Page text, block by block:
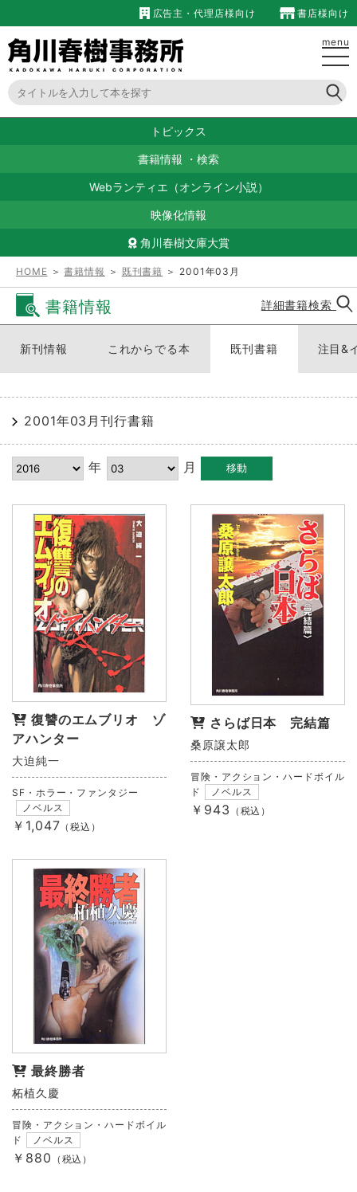
広告主・代理店様向け 書店様向け
menu
トピックス
書籍情報 ・ 検索
Webランティエ（オンライン小説）
映像化情報
角川春樹文庫大賞
HOME ＞書籍情報 ＞ 既刊書籍 ＞ 2001年03月
書籍情報 詳細書籍検索
新刊情報 これからでる本 既刊書籍 注目&
2001年03月刊行書籍
年 月
復讐のエムブリオ ゾ
アハンター
大迫純一
SF・ホラー・ファンタジー
ノベルス
￥1,047 （税込）
さらば日本 完結篇
桑原譲太郎
冒険・アクション・ハードボイル
ド
ノベルス
￥943 （税込）
最終勝者
柘植久慶
冒険・アクション・ハードボイル
ド
ノベルス
￥880 （税込）